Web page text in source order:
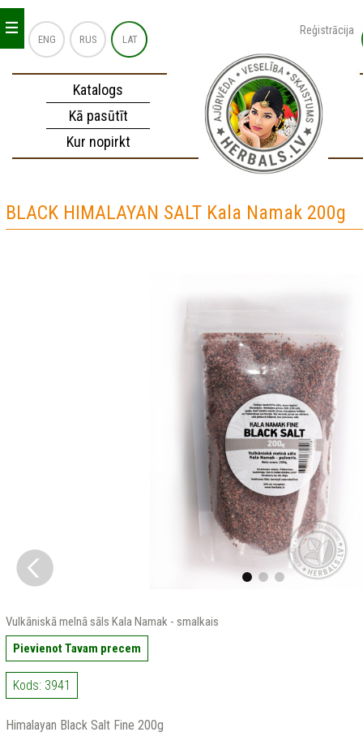
ENG RUS LAT
Reģistrācija
Katalogs
Kā pasūtīt
Kur nopirkt
_
_
_
BLACK HIMALAYAN SALT Kala Namak 200g
Vulkāniskā melnā sāls Kala Namak - smalkais
Pievienot Tavam precem
Kods: 3941
Himalayan Black Salt Fine 200g